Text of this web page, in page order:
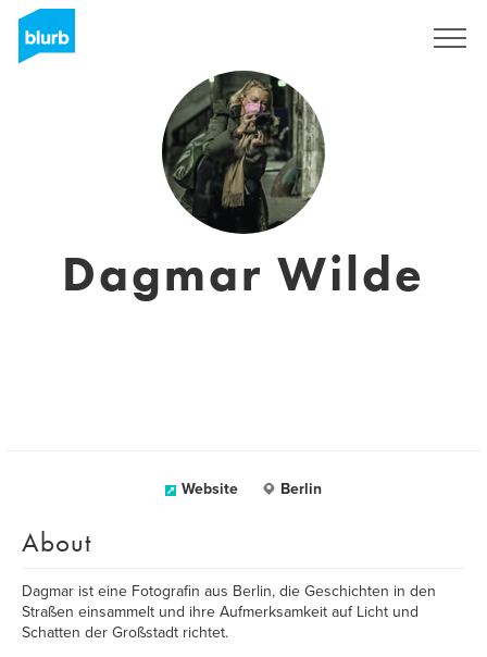
Dagmar Wilde
Website Berlin
About
Dagmar ist eine Fotografin aus Berlin, die Geschichten in den
Straßen einsammelt und ihre Aufmerksamkeit auf Licht und
Schatten der Großstadt richtet.